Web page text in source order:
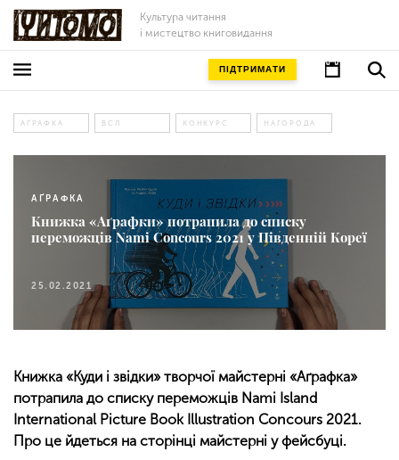
Культура читання
і мистецтво книговидання
ПІДТРИМАТИ
АҐРАФКА ВСЛ КОНКУРС НАГОРОДА
АҐРАФКА
Книжка «Аґрафки» потрапила до списку
переможців Nami Concours 2021 у Південній Кореї
25.02.2021
Книжка «Куди і звідки» творчої майстерні «Аґрафка»
потрапила до списку переможців Nami Island
International Picture Book Illustration Concours 2021.
Про це йдеться на сторінці майстерні у фейсбуці.